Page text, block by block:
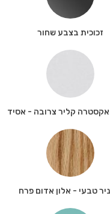
זכוכית בצבע שחור
אקסטרה קליר צרובה - אסיד
טבעי - אלון אדום פרח